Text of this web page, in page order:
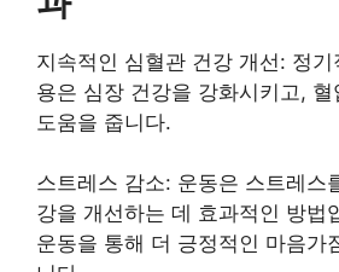
지속적인 심혈관 건강 개선: 정
용은 심장 건강을 강화시키고,
도움을 줍니다.
스트레스 감소: 운동은 스트레스
강을 개선하는 데 효과적인 방법
운동을 통해 더 긍정적인 마음가